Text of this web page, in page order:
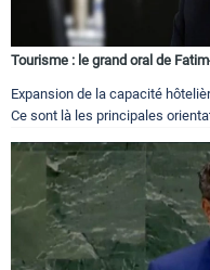
Tourisme : le grand oral de
Expansion de la capacité
Ce sont là les principales